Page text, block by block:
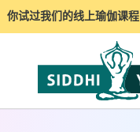
你试过我们的线上瑜伽课